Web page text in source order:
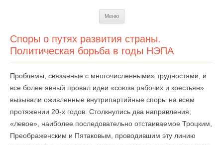
Меню
Споры о путях развития страны.
Политическая борьба в годы НЭПА
Проблемы, связанные с многочисленными» трудностями, и
все более явный провал идеи «союза рабочих и крестьян»
вызывали оживленные внутрипартийные споры на всем
протяжении 20-х годов. Столкнулись два направления;
«левое», наиболее последовательно отстаиваемое Троцким,
Преображенским и Пятаковым, проводившим эту линию